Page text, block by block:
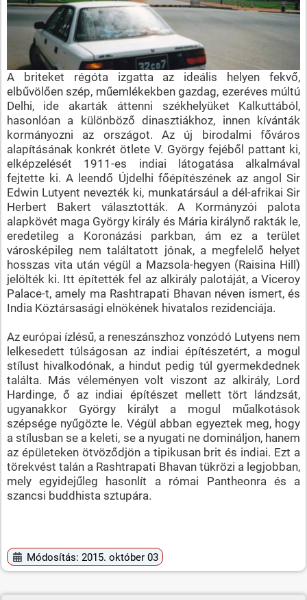
A briteket régóta izgatta az ideális helyen fekvő,
elbűvölően szép, műemlékekben gazdag, ezeréves múltú
Delhi, ide akarták áttenni székhelyüket Kalkuttából,
hasonlóan a különböző dinasztiákhoz, innen kívánták
kormányozni az országot. Az új birodalmi főváros
alapításának konkrét ötlete V. György fejéből pattant ki,
elképzelését 1911-es indiai látogatása alkalmával
fejtette ki. A leendő Újdelhi főépítészének az angol Sir
Edwin Lutyent nevezték ki, munkatársául a dél-afrikai Sir
Herbert Bakert választották. A Kormányzói palota
alapkövét maga György király és Mária királynő rakták le,
eredetileg a Koronázási parkban, ám ez a terület
városképileg nem találtatott jónak, a megfelelő helyet
hosszas vita után végül a Mazsola-hegyen (Raisina Hill)
jelölték ki. Itt építették fel az alkirály palotáját, a Viceroy
Palace-t, amely ma Rashtrapati Bhavan néven ismert, és
India Köztársasági elnökének hivatalos rezidenciája.
Az európai ízlésű, a reneszánszhoz vonzódó Lutyens nem
lelkesedett túlságosan az indiai építészetért, a mogul
stílust hivalkodónak, a hindut pedig túl gyermekdednek
találta. Más véleményen volt viszont az alkirály, Lord
Hardinge, ő az indiai építészet mellett tört lándzsát,
ugyanakkor György királyt a mogul műalkotások
szépsége nyűgözte le. Végül abban egyeztek meg, hogy
a stílusban se a keleti, se a nyugati ne domináljon, hanem
az épületeken ötvöződjön a tipikusan brit és indiai. Ezt a
törekvést talán a Rashtrapati Bhavan tükrözi a legjobban,
mely egyidejűleg hasonlít a római Pantheonra és a
szancsi buddhista sztupára.
Módosítás: 2015. október 03